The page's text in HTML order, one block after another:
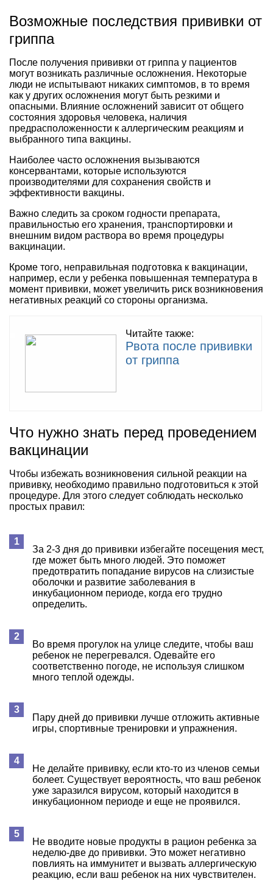
Возможные последствия прививки от
гриппа
После получения прививки от гриппа у пациентов
могут возникать различные осложнения. Некоторые
люди не испытывают никаких симптомов, в то время
как у других осложнения могут быть резкими и
опасными. Влияние осложнений зависит от общего
состояния здоровья человека, наличия
предрасположенности к аллергическим реакциям и
выбранного типа вакцины.
Наиболее часто осложнения вызываются
консервантами, которые используются
производителями для сохранения свойств и
эффективности вакцины.
Важно следить за сроком годности препарата,
правильностью его хранения, транспортировки и
внешним видом раствора во время процедуры
вакцинации.
Кроме того, неправильная подготовка к вакцинации,
например, если у ребенка повышенная температура в
момент прививки, может увеличить риск возникновения
негативных реакций со стороны организма.
Читайте также:
Рвота после прививки
от гриппа
Что нужно знать перед проведением
вакцинации
Чтобы избежать возникновения сильной реакции на
прививку, необходимо правильно подготовиться к этой
процедуре. Для этого следует соблюдать несколько
простых правил:
За 2-3 дня до прививки избегайте посещения мест,
где может быть много людей. Это поможет
предотвратить попадание вирусов на слизистые
оболочки и развитие заболевания в
инкубационном периоде, когда его трудно
определить.
Во время прогулок на улице следите, чтобы ваш
ребенок не перегревался. Одевайте его
соответственно погоде, не используя слишком
много теплой одежды.
Пару дней до прививки лучше отложить активные
игры, спортивные тренировки и упражнения.
Не делайте прививку, если кто-то из членов семьи
болеет. Существует вероятность, что ваш ребенок
уже заразился вирусом, который находится в
инкубационном периоде и еще не проявился.
Не вводите новые продукты в рацион ребенка за
неделю-две до прививки. Это может негативно
повлиять на иммунитет и вызвать аллергическую
реакцию, если ваш ребенок на них чувствителен.